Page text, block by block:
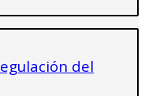
del